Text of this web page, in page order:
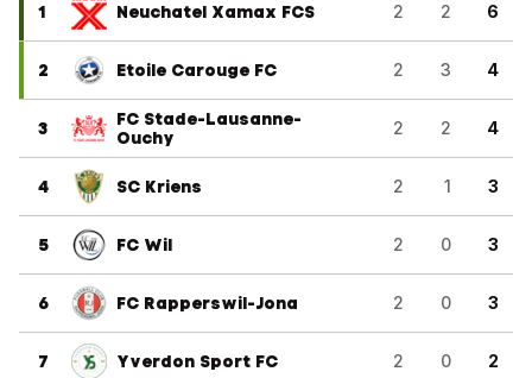
1 Neuchatel Xamax FCS 2 2 6
2 Etoile Carouge FC 2 3 4
3
FC Stade-Lausanne-
Ouchy
2 2 4
4 SC Kriens 2 1 3
5 FC Wil 2 0 3
6 FC Rapperswil-Jona 2 0 3
7 Yverdon Sport FC 2 0 2